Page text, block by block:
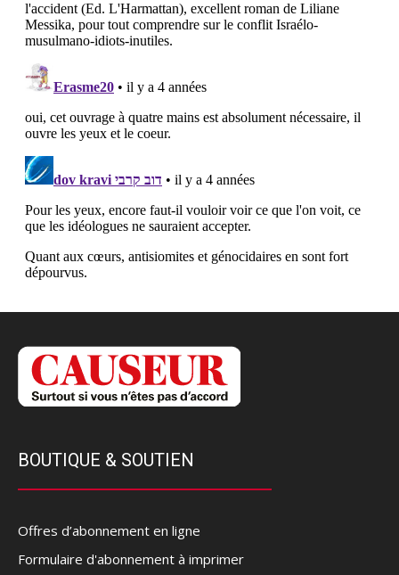
BOUTIQUE & SOUTIEN
Offres d’abonnement en ligne
Formulaire d'abonnement à imprimer